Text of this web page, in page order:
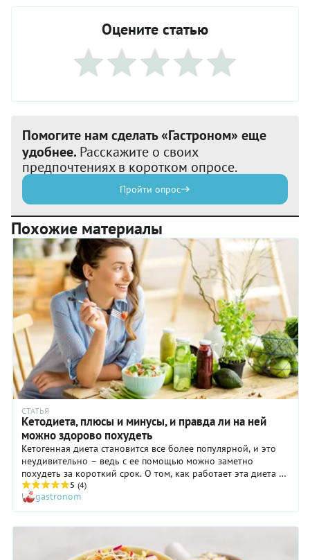
Оцените статью
Помогите нам сделать «Гастроном» еще
удобнее. Расскажите о своих
предпочтениях в коротком опросе.
Пройти опрос
Похожие материалы
СТАТЬЯ
Кетодиета, плюсы и минусы, и правда ли на ней
можно здорово похудеть
Кетогенная диета становится все более популярной, и это
неудивительно – ведь с ее помощью можно заметно
похудеть за короткий срок. О том, как работает эта диета и
всем ли подходит, мы поговорили с Татьяной Солнцевой,
врачом-диетологом, научным сотрудником лаборатории
иммунологии ФГБУН «ФИЦ питания и биотехнологии».
5 (4)
gastronom